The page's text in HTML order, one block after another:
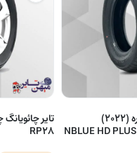
لاستیک نکسن کره (2022)
185/60/14 مدل NBLUE HD PLUS RP28